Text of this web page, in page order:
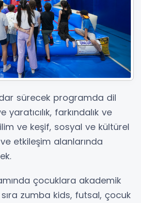
sürecek programda dil
farkındalık ve
ve keşif, sosyal ve kültürel
etkileşim alanlarında
çocuklara akademik
sıra zumba kids, futsal, çocuk